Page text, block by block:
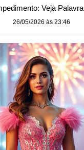
Veja
26/05/2026 às 23:46